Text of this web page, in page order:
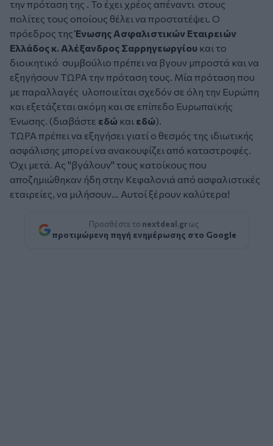
την πρόταση της . Το έχει χρέος απέναντι στους
πολίτες τους οποίους θέλει να προστατέψει. Ο
πρόεδρος τηςΈνωσης Ασφαλιστικών Εταιρειών
Ελλάδος κ. Αλέξανδρος Σαρρηγεωργίου και το
διοικητικό συμβούλιο πρέπει να βγουν μπροστά και να
εξηγήσουν ΤΩΡΑ την πρόταση τους. Μία πρόταση που
με παραλλαγές υλοποιείται σχεδόν σε όλη την Ευρώπη
και εξετάζεται ακόμη και σε επίπεδο Ευρωπαϊκής
Ένωσης. (διαβάστε εδώ και εδώ).
ΤΩΡΑ πρέπει να εξηγήσει γιατί ο θεσμός της ιδιωτικής
ασφάλισης μπορεί να ανακουφίζει από καταστροφές.
Όχι μετά. Ας "βγάλουν" τους κατοίκους που
αποζημιώθηκαν ήδη στην Κεφαλονιά από ασφαλιστικές
εταιρείες, να μιλήσουν… Αυτοί ξέρουν καλύτερα!
Προσθέστε το nextdeal.gr ως
προτιμώμενη πηγή ενημέρωσης στο Google